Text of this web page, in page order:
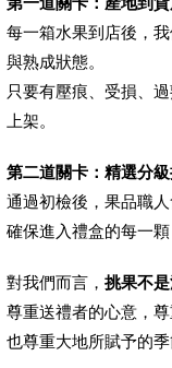
每一箱水果到店後，
與熟成狀態。
只要有壓痕、受損、
上架。
第二道關卡：精選分
通過初檢後，果品職
確保進入禮盒的每一
對我們而言， 挑果不是
尊重送禮者的心意，尊
也尊重大地所賦予的季